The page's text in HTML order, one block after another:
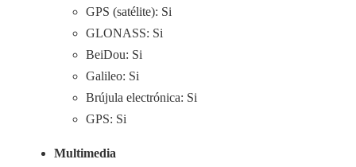
GPS (satélite): Si
GLONASS: Si
BeiDou: Si
Galileo: Si
Brújula electrónica: Si
GPS: Si
Multimedia